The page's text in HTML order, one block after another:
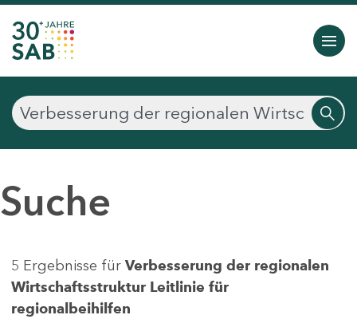
Suche
5 Ergebnisse für Verbesserung der regionalen
Wirtschaftsstruktur Leitlinie für
regionalbeihilfen